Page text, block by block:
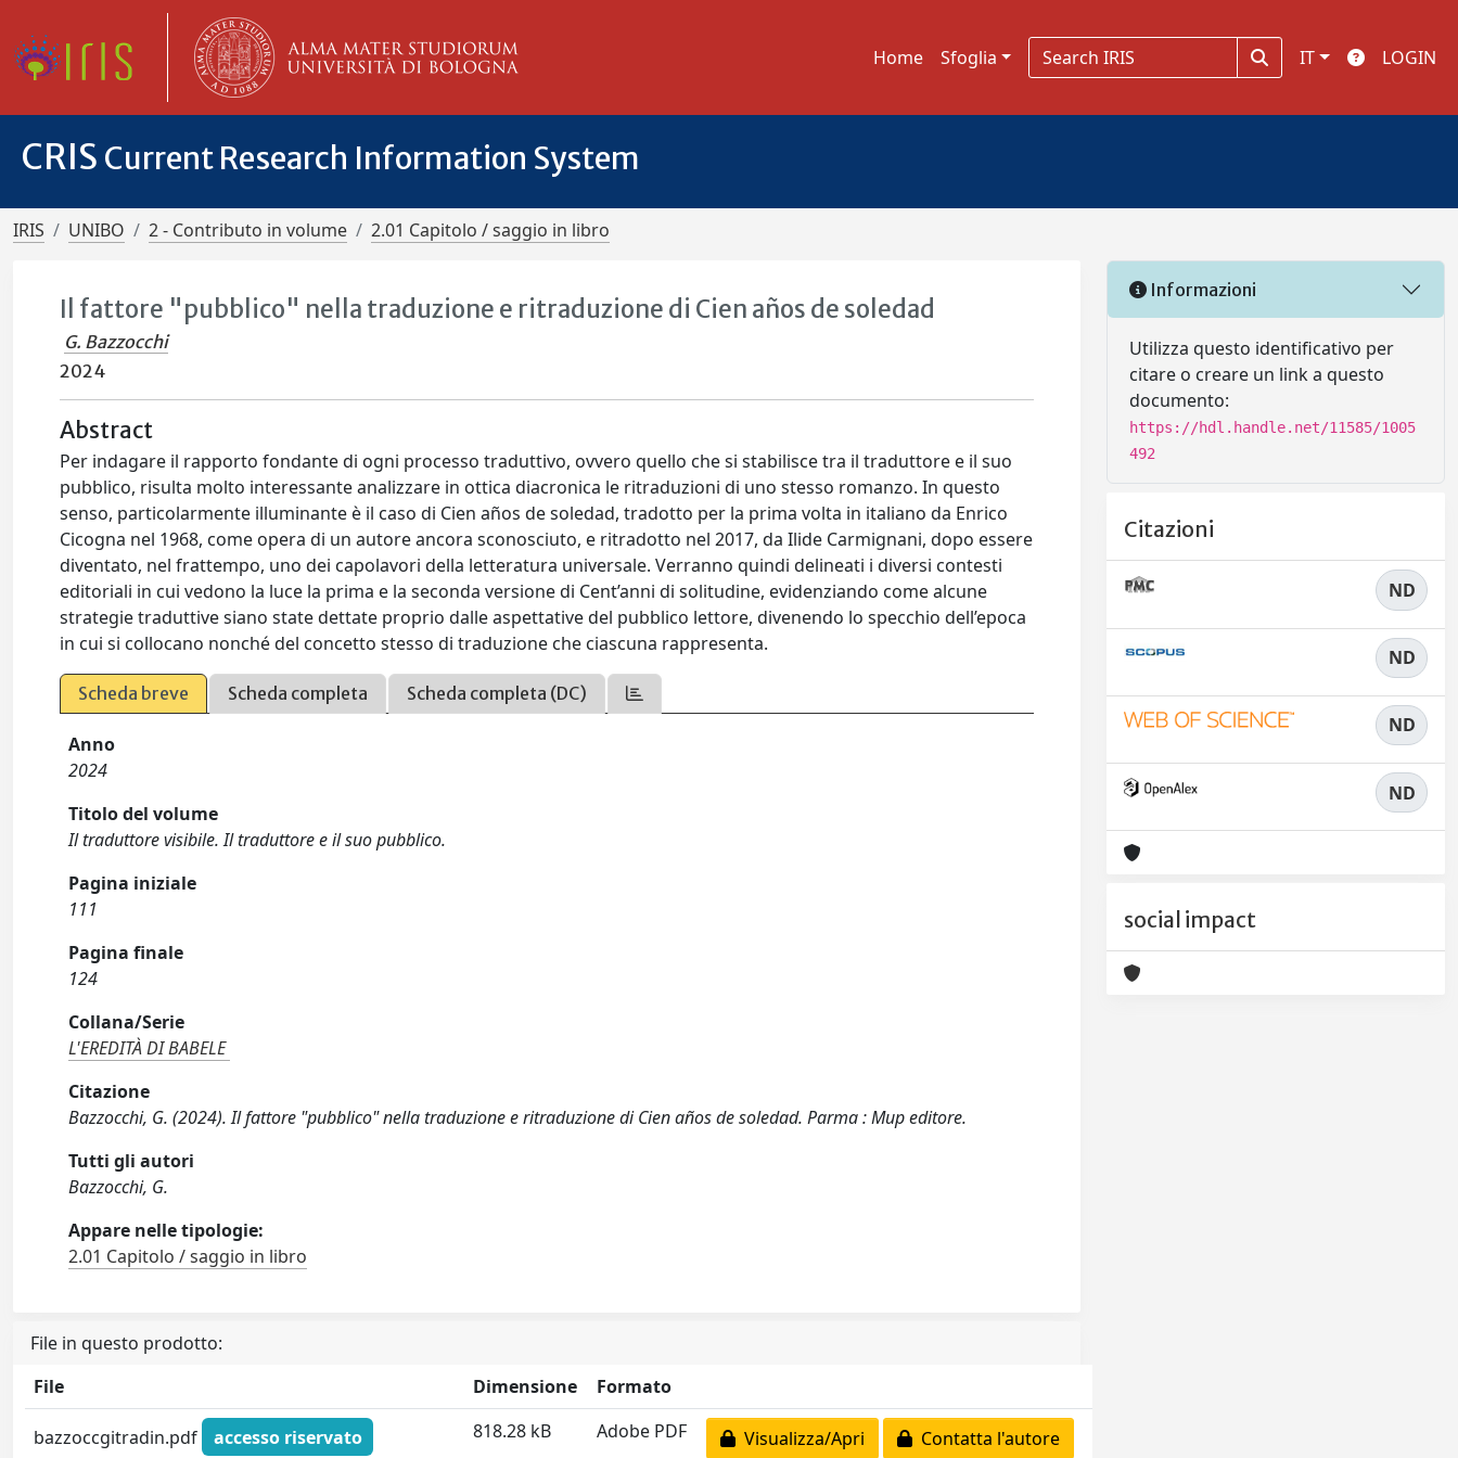
Home Sfoglia IT LOGIN
CRIS Current Research Information System
IRIS UNIBO 2 - Contributo in volume 2.01 Capitolo / saggio in libro
Il fattore "pubblico" nella traduzione e ritraduzione di Cien años de soledad
G. Bazzocchi
2024
Abstract
Per indagare il rapporto fondante di ogni processo traduttivo, ovvero quello che si stabilisce tra il traduttore e il suo
pubblico, risulta molto interessante analizzare in ottica diacronica le ritraduzioni di uno stesso romanzo. In questo
senso, particolarmente illuminante è il caso di Cien años de soledad, tradotto per la prima volta in italiano da Enrico
Cicogna nel 1968, come opera di un autore ancora sconosciuto, e ritradotto nel 2017, da Ilide Carmignani, dopo essere
diventato, nel frattempo, uno dei capolavori della letteratura universale. Verranno quindi delineati i diversi contesti
editoriali in cui vedono la luce la prima e la seconda versione di Cent’anni di solitudine, evidenziando come alcune
strategie traduttive siano state dettate proprio dalle aspettative del pubblico lettore, divenendo lo specchio dell’epoca
in cui si collocano nonché del concetto stesso di traduzione che ciascuna rappresenta.
Scheda breve Scheda completa Scheda completa (DC)
Anno
2024
Titolo del volume
Il traduttore visibile. Il traduttore e il suo pubblico.
Pagina iniziale
111
Pagina finale
124
Collana/Serie
L'EREDITÀ DI BABELE
Citazione
Bazzocchi, G. (2024). Il fattore "pubblico" nella traduzione e ritraduzione di Cien años de soledad. Parma : Mup editore.
Tutti gli autori
Bazzocchi, G.
Appare nelle tipologie:
2.01 Capitolo / saggio in libro
File in questo prodotto:
File
Dimensione Formato
bazzoccgitradin.pdf accesso riservato 818.28 kB Adobe PDF Visualizza/Apri Contatta l'autore
Informazioni
Utilizza questo identificativo per
citare o creare un link a questo
documento:
https://hdl.handle.net/11585/1005
492
Citazioni
ND
ND
ND
ND
social impact